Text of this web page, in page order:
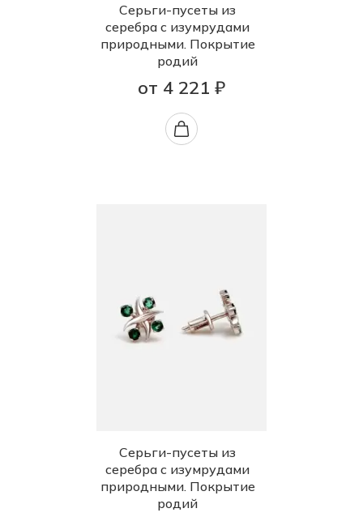
Серьги-пусеты из
серебра с изумрудами
природными. Покрытие
родий
от 4 221 ₽
Серьги-пусеты из
серебра с изумрудами
природными. Покрытие
родий